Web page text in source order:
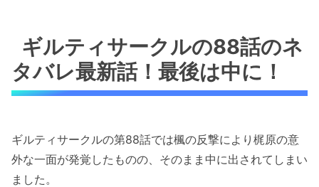
ギルティサークルの88話のネ
タバレ最新話！最後は中に！
ギルティサークルの第88話では楓の反撃により梶原の意
外な一面が発覚したものの、そのまま中に出されてしまい
ました。